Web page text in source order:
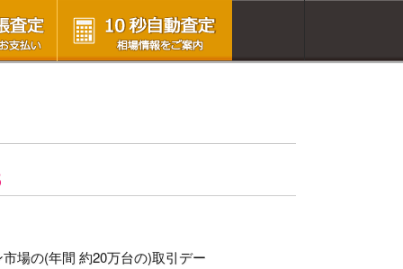
場の(年間 約20万台の)取引デー